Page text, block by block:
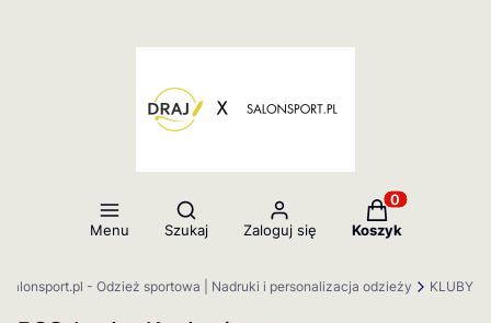
Menu
Otwórz wyszukiwarkę
Szukaj Zaloguj się
Produkty w
Koszyk
salonsport.pl - Odzież sportowa | Nadruki i personalizacja odzieży KLUBY